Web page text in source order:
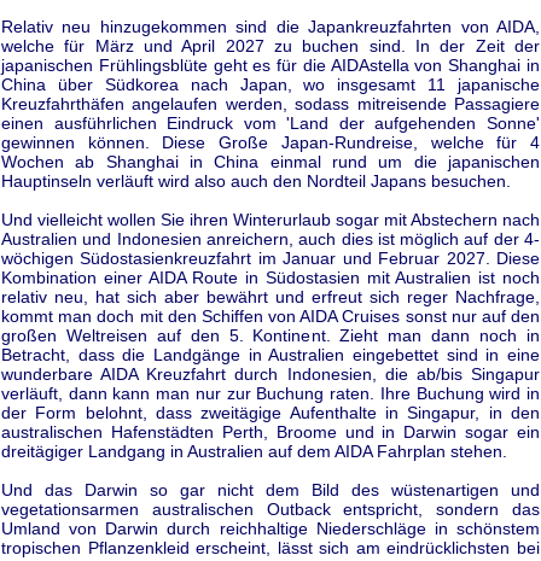
Relativ neu hinzugekommen sind die Japankreuzfahrten von AIDA,
welche für März und April 2027 zu buchen sind. In der Zeit der
japanischen Frühlingsblüte geht es für die AIDAstella von Shanghai in
China über Südkorea nach Japan, wo insgesamt 11 japanische
Kreuzfahrthäfen angelaufen werden, sodass mitreisende Passagiere
einen ausführlichen Eindruck vom 'Land der aufgehenden Sonne'
gewinnen können. Diese Große Japan-Rundreise, welche für 4
Wochen ab Shanghai in China einmal rund um die japanischen
Hauptinseln verläuft wird also auch den Nordteil Japans besuchen.
Und vielleicht wollen Sie ihren Winterurlaub sogar mit Abstechern nach
Australien und Indonesien anreichern, auch dies ist möglich auf der 4-
wöchigen Südostasienkreuzfahrt im Januar und Februar 2027. Diese
Kombination einer AIDA Route in Südostasien mit Australien ist noch
relativ neu, hat sich aber bewährt und erfreut sich reger Nachfrage,
kommt man doch mit den Schiffen von AIDA Cruises sonst nur auf den
großen Weltreisen auf den 5. Kontinent. Zieht man dann noch in
Betracht, dass die Landgänge in Australien eingebettet sind in eine
wunderbare AIDA Kreuzfahrt durch Indonesien, die ab/bis Singapur
verläuft, dann kann man nur zur Buchung raten. Ihre Buchung wird in
der Form belohnt, dass zweitägige Aufenthalte in Singapur, in den
australischen Hafenstädten Perth, Broome und in Darwin sogar ein
dreitägiger Landgang in Australien auf dem AIDA Fahrplan stehen.
Und das Darwin so gar nicht dem Bild des wüstenartigen und
vegetationsarmen australischen Outback entspricht, sondern das
Umland von Darwin durch reichhaltige Niederschläge in schönstem
tropischen Pflanzenkleid erscheint, lässt sich am eindrücklichsten bei